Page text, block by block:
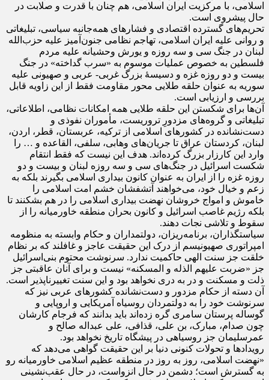
اسلامی، با مرکزیت ایران اسلامی، هم چنان با قدرت و صلابت در
حال پیشروی است.
تحریم‌های گسترده اقتصادی و فشارهای همه‌جانبه سیاسی، تبلیغاتی
و روانی علیه ایران اسلامی، تهاجم نظامی جنون‌آمیز علیه حزب‌الله
لبنان در جنگ سی و سه روزه و یورش وحشیانه علیه مردم
فلسطین به خصوص عملیات موسوم به «سرب گداخته» در جنگ
بیست و دو روزه غزه و دسیسۀ بزرگ غربی- عربی و صهیونی علیه
سوریه به عنوان حلقه طلایی محور مقاومت فقط از این زاویه قابل
بررسی و ارزیابی است.
آن‌ها برای شکستن این حلقه طلایی همه امکانات نظامی، اطلاعاتی،
تبلیغاتی و گروه‌های مزدورِ تروریست، مأموران نفوذی و
دست‌نشانده در کشورهای اسلامی از ترکیه، عربستان، قطر، اردن،
لبنان، کردستان عراق تا جریان‌های وهابی، سلفی، القاعده و … را
وارد این کارزار بزرگ کرده‌اند. هدف این نیست که فقط انتقام
شکست اسرائیل در جنگ‌های سی و سه روزه لبنان و بیست و دو
روزه غزه را از ایران به عنوان کانون بیداری اسلامی بگیرند بلکه به
زعم و خیال خود، می‌خواهند آتشفشان خشم امت اسلامی را
خاموش و امواج خروشان نهضت بیداری اسلامی را در هم بشکنند تا
بلکه رژیم غاصب اسرائیل و کانون بحران منطقه خاورمیانه را از
سقوط و تلاشی نجات دهند.
سیاستگذاران، برنامه‌ریزان، دولتمداران و حکام وابسته به منظومه
امپراتوری صهیونیسم از درک این حقیقت عاجز و غافلند که بر نظام
خلقت جز سنت الهی حاکمیت ندارد. سرنوشت محتوم بنی‌اسرائیل
جز «ضربت علیهم الذله و المسکنه» نیست و برای آنان عاقبتی جز
ذلت و مسکنت و در به دری نخواهد بود و این سنت تغییرناپذیر است.
آن دسته از حکام مزدور و دست‌نشانده کشورهای عربی نیز که
سرنوشت خود را به دولتمردان روسیاه آمریکایی و اروپایی و
گوساله پرستان سامری گره زده‌اند باید بدانند که فرجام کارشان
چون صدام، مبارک، بن علی، قذافی، علی عبداله صالح و
عمرسلیمان جز روسیاهی در پیشگاه تاریخ نخواهد بود.
رویدادها و تحولات کنونی دنیا بر این حقیقت گواهی می‌دهد که
«نهضت اسلامی، روز به روز در منطقه عظیم اسلامی خاورمیانه رو
به گسترش است؛ دشمن در حال انزواست، در حال عقب‌نشینی